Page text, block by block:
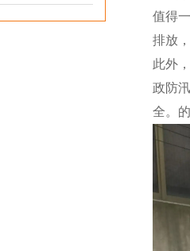
值得
排放
此外
政防
全。